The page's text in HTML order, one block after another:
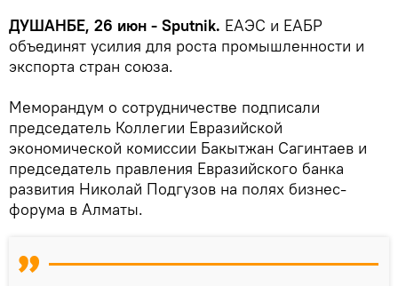
ДУШАНБЕ, 26 июн - Sputnik. ЕАЭС и ЕАБР
объединят усилия для роста промышленности и
экспорта стран союза.
Меморандум о сотрудничестве подписали
председатель Коллегии Евразийской
экономической комиссии Бакытжан Сагинтаев и
председатель правления Евразийского банка
развития Николай Подгузов на полях бизнес-
форума в Алматы.